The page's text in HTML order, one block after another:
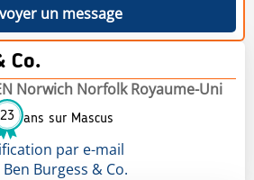
un message
Co.
Norwich Norfolk Royaume-Uni
23 ans sur Mascus
par e-mail
Burgess & Co.